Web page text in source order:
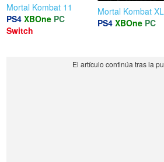
Mortal Kombat 11
PS4 XBOne PC
Switch
Mortal Kombat XL
PS4 XBOne PC